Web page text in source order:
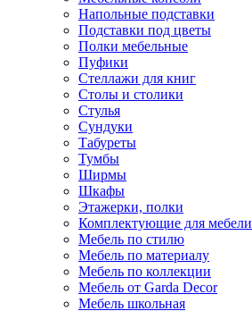
Напольные подставки
Подставки под цветы
Полки мебельные
Пуфики
Стеллажи для книг
Столы и столики
Стулья
Сундуки
Табуреты
Тумбы
Ширмы
Шкафы
Этажерки, полки
Комплектующие для мебели
Мебель по стилю
Мебель по материалу
Мебель по коллекции
Мебель от Garda Decor
Мебель школьная